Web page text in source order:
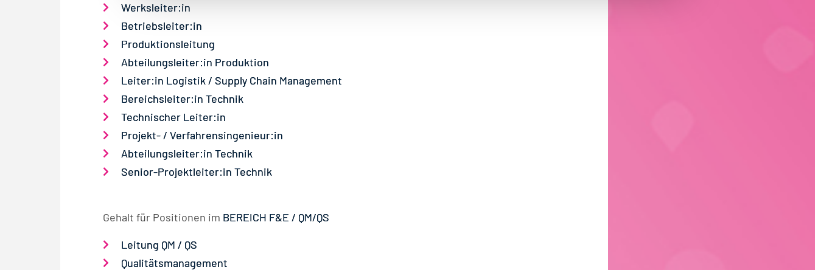
s
a
u
s
a
h
l
Werksleiter:in
Betriebsleiter:in
Produktionsleitung
Abteilungsleiter:in Produktion
Leiter:in Logistik / Supply Chain Management
Bereichsleiter:in Technik
Technischer Leiter:in
Projekt- / Verfahrensingenieur:in
Abteilungsleiter:in Technik
Senior-Projektleiter:in Technik
Gehalt für Positionen im BEREICH F&E / QM/QS
Leitung QM / QS
Qualitätsmanagement